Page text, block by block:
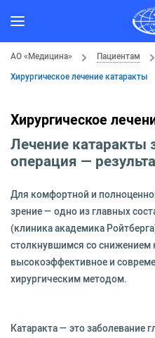
АО «Медицина» Пациентам
Хирургическое лечение катаракты
Хирургическое
Лечение катаракты
операция —
Для комфортной и
зрение — одно из главных
(клиника академика
столкнувшимся со снижением
высокоэффективное и
хирургическим методом.
Катаракта — это заболевание